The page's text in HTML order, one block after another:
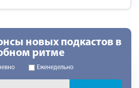
новых подкастов в
ритме
Еженедельно